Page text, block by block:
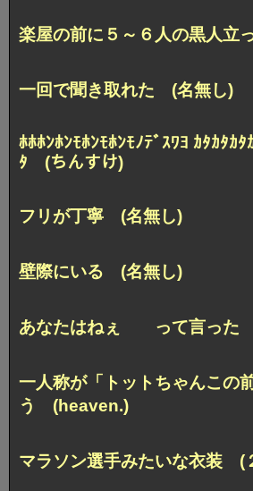
楽屋の前に５～６人の黒人
一回で聞き取れた (名無し)
ﾎﾎﾎﾝﾎﾝﾓﾎﾝﾓﾎﾝﾓﾉﾃﾞｽﾜﾖ ｶﾀｶﾀｶﾀ
ﾀ (ちんすけ)
フリが丁寧 (名無し)
壁際にいる (名無し)
あなたはねぇ って言った
一人称が「トットちゃんこの
う (heaven.)
マラソン選手みたいな衣装 (